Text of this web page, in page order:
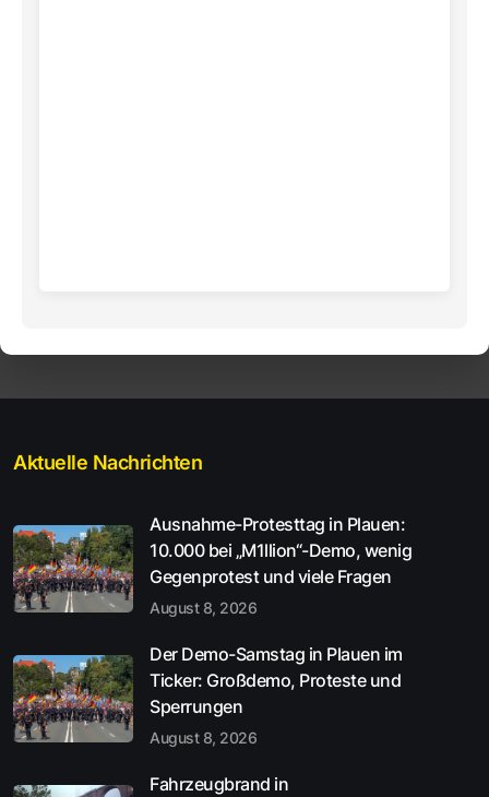
Aktuelle Nachrichten
Ausnahme-Protesttag in Plauen:
10.000 bei „M1llion“-Demo, wenig
Gegenprotest und viele Fragen
August 8, 2026
Der Demo-Samstag in Plauen im
Ticker: Großdemo, Proteste und
Sperrungen
August 8, 2026
Fahrzeugbrand in